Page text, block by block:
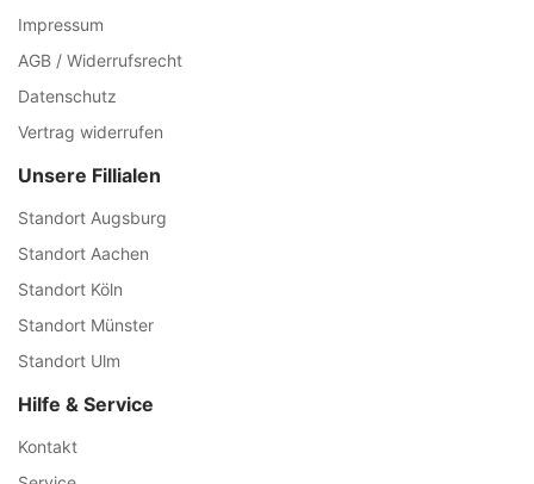
Impressum
AGB / Widerrufsrecht
Datenschutz
Vertrag widerrufen
Unsere Fillialen
Standort Augsburg
Standort Aachen
Standort Köln
Standort Münster
Standort Ulm
Hilfe & Service
Kontakt